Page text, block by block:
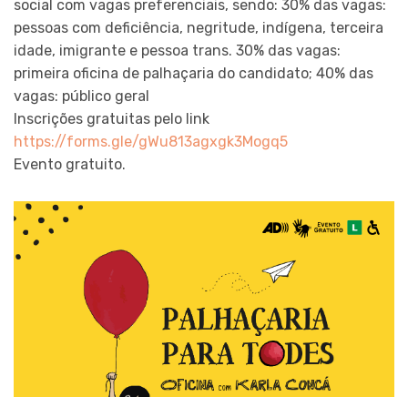
social com vagas preferenciais, sendo: 30% das vagas:
pessoas com deficiência, negritude, indígena, terceira
idade, imigrante e pessoa trans. 30% das vagas:
primeira oficina de palhaçaria do candidato; 40% das
vagas: público geral
Inscrições gratuitas pelo link
https://forms.gle/gWu813agxgk3Mogq5
Evento gratuito.